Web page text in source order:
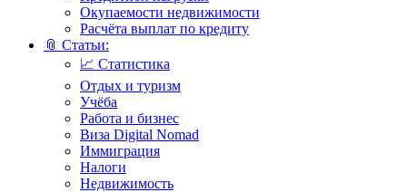
Окупаемости недвижимости
Расчёта выплат по кредиту
📎 Статьи:
📈 Статистика
Отдых и туризм
Учёба
Работа и бизнес
Виза Digital Nomad
Иммиграция
Налоги
Недвижимость